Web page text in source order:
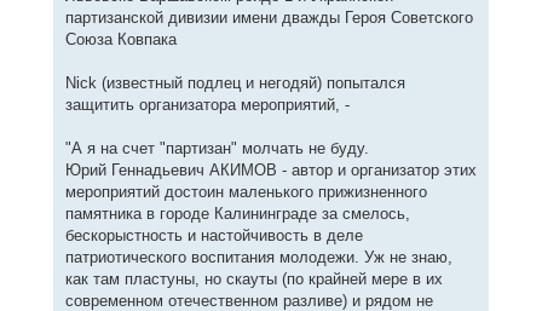
партизанской дивизии имени дважды Героя Советского
Союза Ковпака
Nick (известный подлец и негодяй) попытался
защитить организатора мероприятий, -
"А я на счет "партизан" молчать не буду.
Юрий Геннадьевич АКИМОВ - автор и организатор этих
мероприятий достоин маленького прижизненного
памятника в городе Калининграде за смелось,
бескорыстность и настойчивость в деле
патриотического воспитания молодежи. Уж не знаю,
как там пластуны, но скауты (по крайней мере в их
современном отечественном разливе) и рядом не